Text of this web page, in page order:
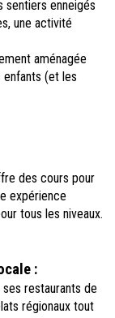
sentiers enneigés
une activité
aménagée
enfants (et les
des cours pour
expérience
tous les niveaux.
:
restaurants de
régionaux tout